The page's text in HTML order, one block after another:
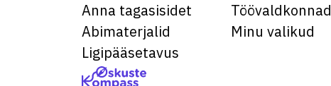
Anna tagasisidet
Abimaterjalid
Ligipääsetavus
Töövaldkonnad
Minu valikud